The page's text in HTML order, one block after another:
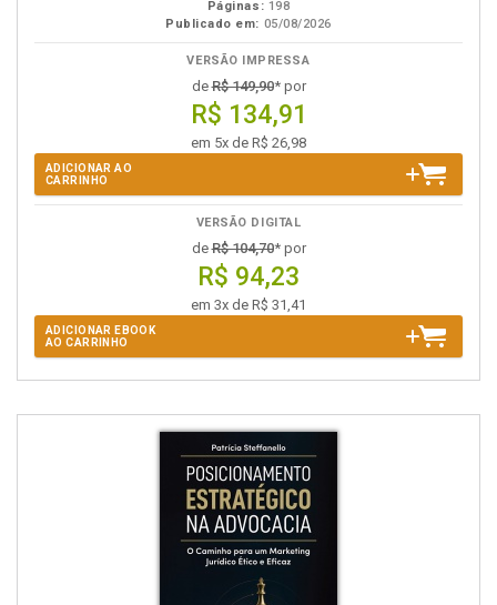
Páginas: 198
Publicado em: 05/08/2026
VERSÃO IMPRESSA
deR$ 149,90* por
R$ 134,91
em 5x de R$ 26,98
ADICIONAR AO
CARRINHO
VERSÃO DIGITAL
deR$ 104,70* por
R$ 94,23
em 3x de R$ 31,41
ADICIONAR EBOOK
AO CARRINHO